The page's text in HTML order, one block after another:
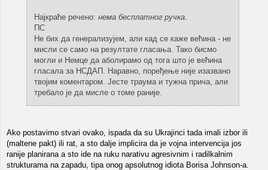
Најкраће речено: нема бесплатног ручка.
ПС
Не бих да генерализујем, али кад се каже већина - не
мисли се само на резултате гласања. Тако бисмо
могли и Немце да аболирамо од тога што је већина
гласала за НСДАП. Наравно, поређење није изазвано
твојим коментаром. Јесте траума и тужна прича, али
требало је да мисле о томе раније.
Ako postavimo stvari ovako, ispada da su Ukrajinci tada imali izbor ili
(maltene pakt) ili rat, a sto dalje implicira da je vojna intervencija jos
ranije planirana a sto ide na ruku narativu agresivnim i radilkalnim
strukturama na zapadu, tipa onog apsolutnog idiota Borisa Johnson-a.